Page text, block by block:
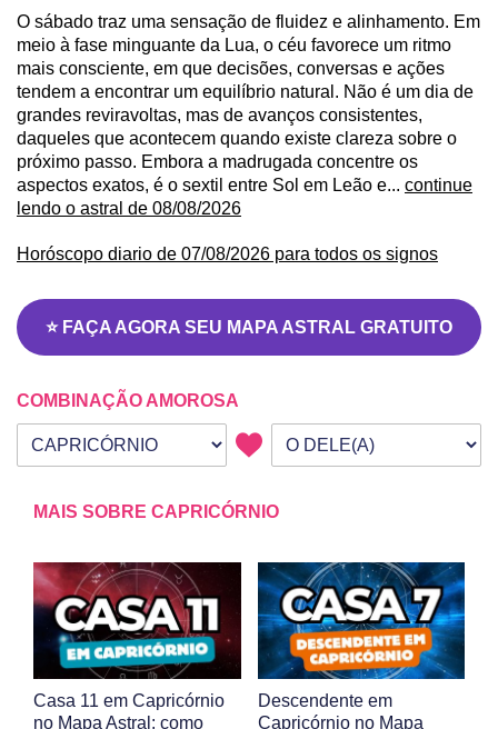
O sábado traz uma sensação de fluidez e alinhamento. Em
meio à fase minguante da Lua, o céu favorece um ritmo
mais consciente, em que decisões, conversas e ações
tendem a encontrar um equilíbrio natural. Não é um dia de
grandes reviravoltas, mas de avanços consistentes,
daqueles que acontecem quando existe clareza sobre o
próximo passo. Embora a madrugada concentre os
aspectos exatos, é o sextil entre Sol em Leão e... continue
lendo o astral de 08/08/2026
Horóscopo diario de 07/08/2026 para todos os signos
⭐ FAÇA AGORA SEU MAPA ASTRAL GRATUITO
COMBINAÇÃO AMOROSA
Seu signo
Signo da outra pessoa
MAIS SOBRE CAPRICÓRNIO
Casa 11 em Capricórnio
no Mapa Astral: como
Descendente em
Capricórnio no Mapa